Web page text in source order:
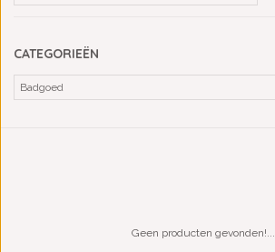
CATEGORIEËN
Geen producten gevonden!...